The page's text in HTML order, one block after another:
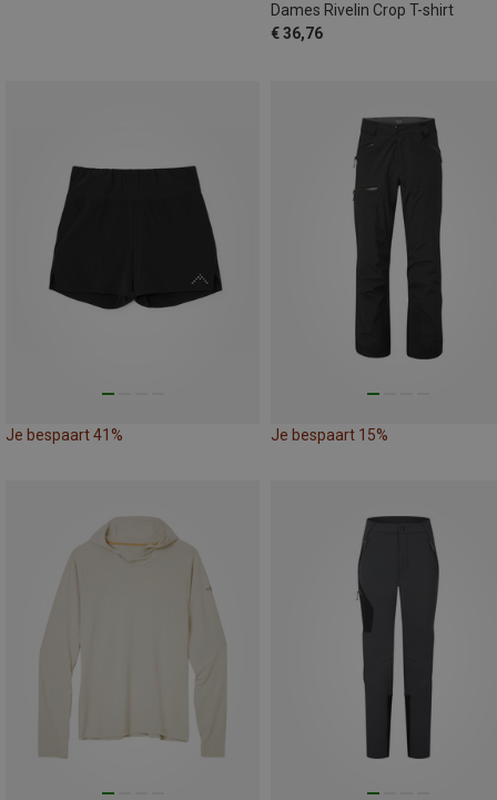
Dames Rivelin Crop T-shirt
€ 36,76
Je bespaart 41% Je bespaart 15%